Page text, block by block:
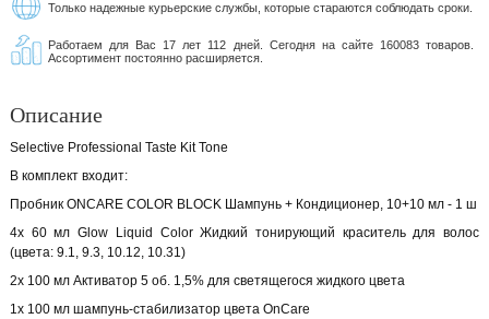
Только надежные курьерские службы, которые стараются соблюдать сроки.
Работаем для Вас 17 лет 112 дней. Сегодня на сайте 160083 товаров.
Ассортимент постоянно расширяется.
Описание
Selective Professional Taste Kit Tone
В комплект входит:
Пробник ONCARE COLOR BLOCK Шампунь + Кондиционер, 10+10 мл - 1 ш
4x 60 мл Glow Liquid Color Жидкий тонирующий краситель для волос
(цвета: 9.1, 9.3, 10.12, 10.31)
2x 100 мл Активатор 5 об. 1,5% для светящегося жидкого цвета
1x 100 мл шампунь-стабилизатор цвета OnCare